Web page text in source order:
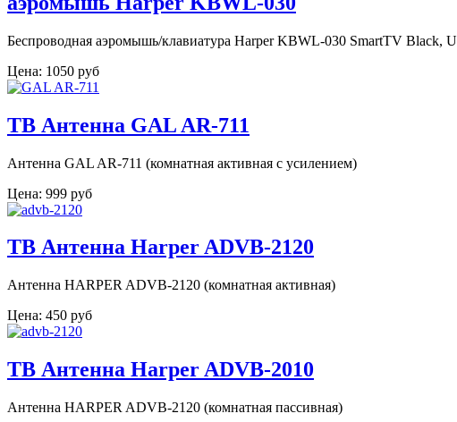
Беспроводная аэромышь/клавиатура Harper KBWL-030 SmartTV Black,
Цена: 1050 руб
ТВ Антенна GAL AR-711
Антенна GAL AR-711 (комнатная активная с усилением)
Цена: 999 руб
ТВ Антенна Harper ADVB-2120
Антенна HARPER ADVB-2120 (комнатная активная)
Цена: 450 руб
ТВ Антенна Harper ADVB-2010
Антенна HARPER ADVB-2120 (комнатная пассивная)